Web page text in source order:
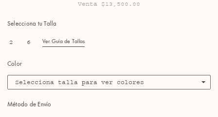
Venta $13,500.00
Selecciona tu Talla
2 6 Ver Guía de Tallas
Color
Selecciona talla para ver colores
Método de Envío